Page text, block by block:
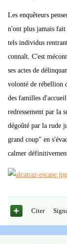
Les enquêteurs
n'ont plus jamais
tels individus
connaît. C'est
ses actes de
volonté de rébellion
des familles
redressement par la
dégoûté par la rude
grand coup" en
calmer
Citer